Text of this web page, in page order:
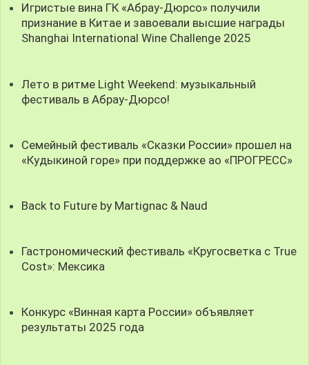
Игристые вина ГК «Абрау-Дюрсо» получили
признание в Китае и завоевали высшие награды
Shanghai International Wine Challenge 2025
Лето в ритме Light Weekend: музыкальный
фестиваль в Абрау-Дюрсо!
Семейный фестиваль «Сказки России» прошел на
«Кудыкиной горе» при поддержке ао «ПРОГРЕСС»
Back to Future by Martignac & Naud
Гастрономический фестиваль «Кругосветка с True
Cost»: Мексика
Конкурс «Винная карта России» объявляет
результаты 2025 года